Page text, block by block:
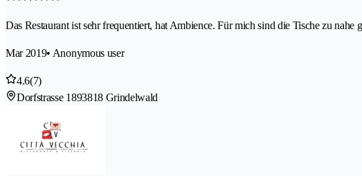
Das Restaurant ist sehr frequentiert, hat Ambience. Für mich sind die Tische zu
Mar 2019• Anonymous user
4.6(7)
Dorfstrasse 1893818 Grindelwald